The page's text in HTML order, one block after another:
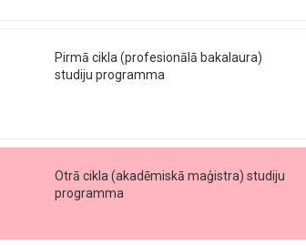
Pirmā cikla (profesionālā bakalaura)
studiju programma
Otrā cikla (akadēmiskā maģistra) studiju
programma